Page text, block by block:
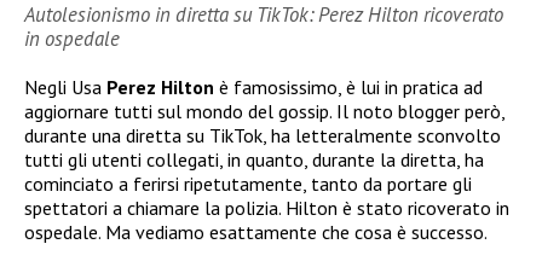
Autolesionismo in diretta su TikTok: Perez Hilton ricoverato
in ospedale
Negli Usa Perez Hilton è famosissimo, è lui in pratica ad
aggiornare tutti sul mondo del gossip. Il noto blogger però,
durante una diretta su TikTok, ha letteralmente sconvolto
tutti gli utenti collegati, in quanto, durante la diretta, ha
cominciato a ferirsi ripetutamente, tanto da portare gli
spettatori a chiamare la polizia. Hilton è stato ricoverato in
ospedale. Ma vediamo esattamente che cosa è successo.